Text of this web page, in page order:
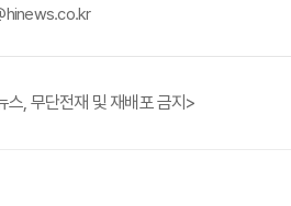
, 무단전재 및 재배포 금지>